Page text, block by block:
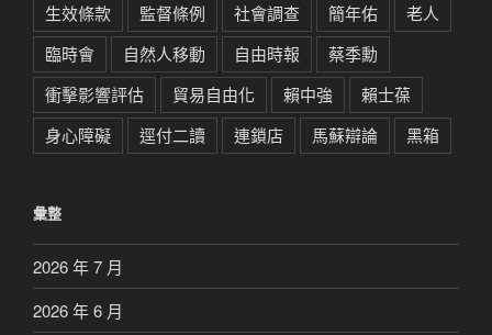
生效條款 監督條例 社會調查 簡年佑
老人
臨時會
自然人移動 自由時報
蔡季勳
衝擊影響評估
貿易自由化 賴中強
賴士葆
身心障礙
逕付二讀 連鎖店 馬蘇辯論 黑箱
彙整
2026 年 7 月
2026 年 6 月